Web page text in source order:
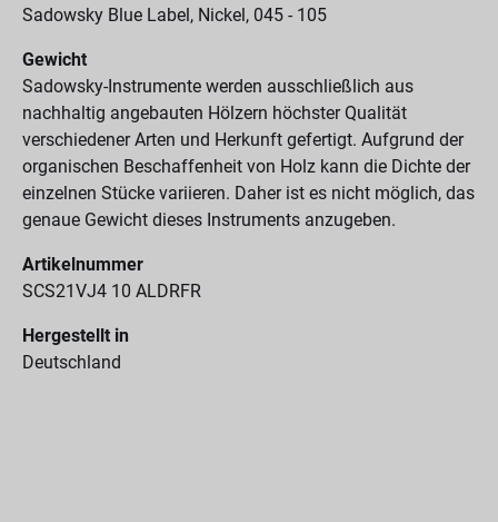
Sadowsky Blue Label, Nickel, 045 - 105
Gewicht
Sadowsky-Instrumente werden ausschließlich aus
nachhaltig angebauten Hölzern höchster Qualität
verschiedener Arten und Herkunft gefertigt. Aufgrund der
organischen Beschaffenheit von Holz kann die Dichte der
einzelnen Stücke variieren. Daher ist es nicht möglich, das
genaue Gewicht dieses Instruments anzugeben.
Artikelnummer
SCS21VJ4 10 ALDRFR
Hergestellt in
Deutschland